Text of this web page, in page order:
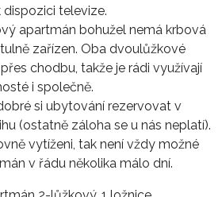
dispozici televize.
apartmán bohužel nemá krbová
zařízen. Oba dvoulůžkové
chodbu, takže je rádi využívají
i společně.
si ubytování rezervovat v
(ostatně záloha se u nás neplatí).
vytíženi, tak není vždy možné
v řádu několika málo dní.